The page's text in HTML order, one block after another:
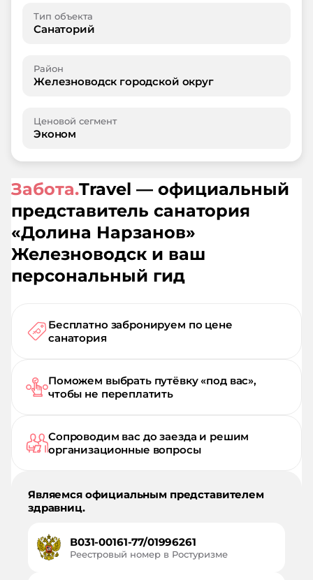
Тип объекта
Санаторий
Район
Железноводск городской округ
Ценовой сегмент
Эконом
Забота.Travel — официальный
представитель санатория
«Долина Нарзанов»
Железноводск и ваш
персональный гид
Бесплатно забронируем по цене
санатория
Поможем выбрать путёвку «под вас»,
чтобы не переплатить
Сопроводим вас до заезда и решим
организационные вопросы
Являемся официальным представителем
здравниц.
В031-00161-77/01996261
Реестровый номер в Ростуризме